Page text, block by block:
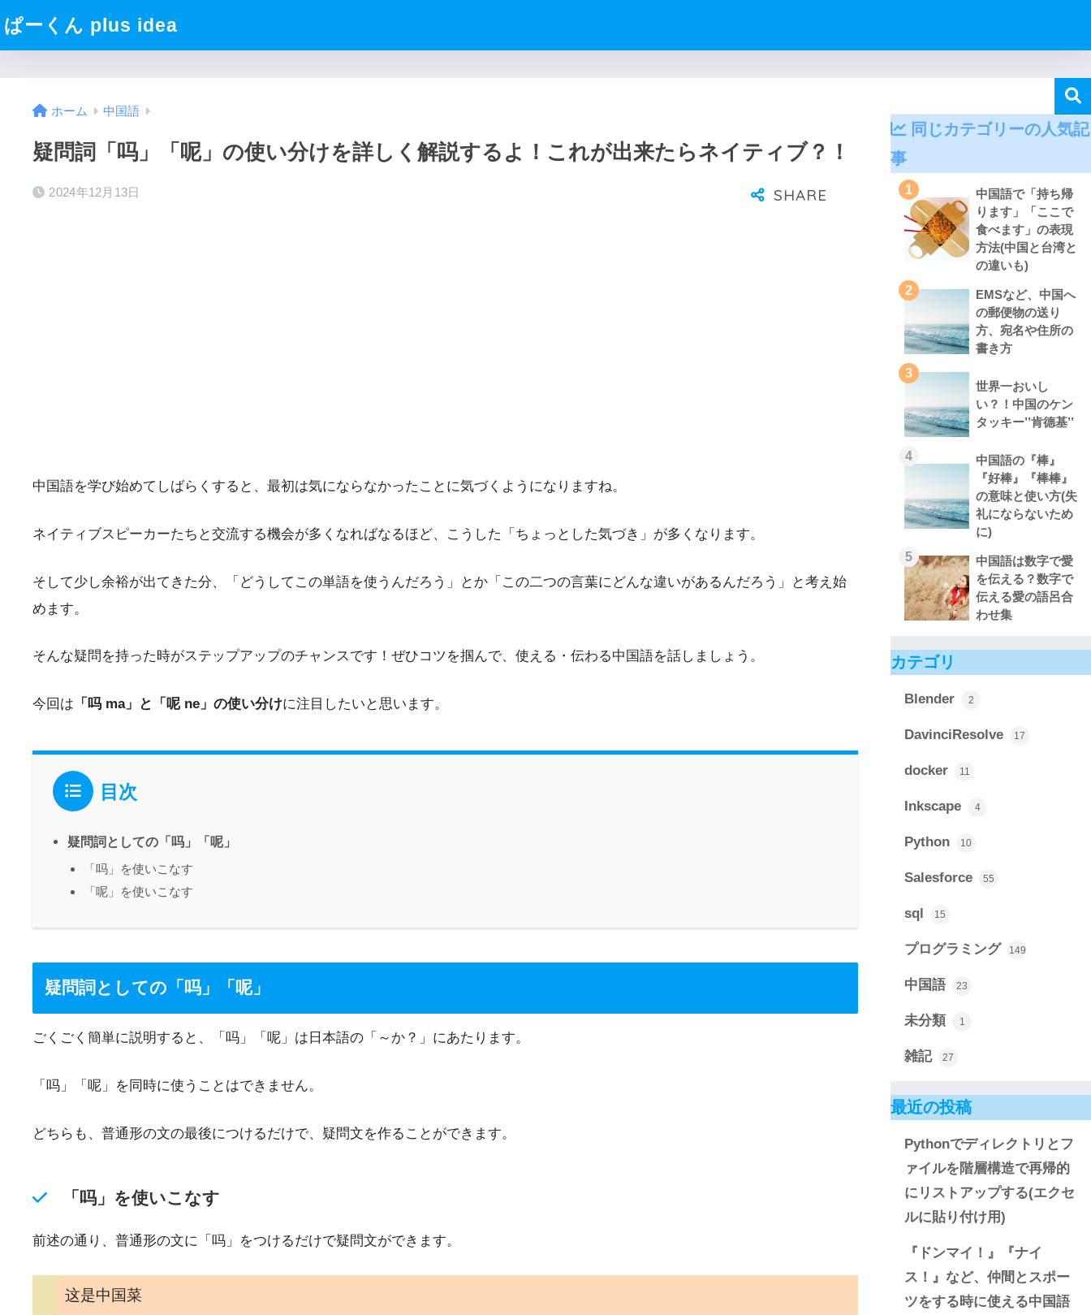
ぱーくん plus idea
ホーム 中国語
疑問詞「吗」「呢」の使い分けを詳しく解説するよ！これが出来たらネイティブ？！
2024年12月13日
中国語を学び始めてしばらくすると、最初は気にならなかったことに気づくようになりますね。
ネイティブスピーカーたちと交流する機会が多くなればなるほど、こうした「ちょっとした気づき」が多くなります。
そして少し余裕が出てきた分、「どうしてこの単語を使うんだろう」とか「この二つの言葉にどんな違いがあるんだろう」と考え始
めます。
そんな疑問を持った時がステップアップのチャンスです！ぜひコツを掴んで、使える・伝わる中国語を話しましょう。
今回は 「吗 ma」と「呢 ne」の使い分けに注目したいと思います。
目次
疑問詞としての「吗」「呢」
「吗」を使いこなす
「呢」を使いこなす
疑問詞としての「吗」「呢」
ごくごく簡単に説明すると、「吗」「呢」は日本語の「～か？」にあたります。
「吗」「呢」を同時に使うことはできません。
どちらも、普通形の文の最後につけるだけで、疑問文を作ることができます。
「吗」を使いこなす
前述の通り、普通形の文に「吗」をつけるだけで疑問文ができます。
这是中国菜
同じカテゴリーの人気記
事
1
中国語で「持ち帰
ります」「ここで
食べます」の表現
方法(中国と台湾と
の違いも)
2
EMSなど、中国へ
の郵便物の送り
方、宛名や住所の
書き方
3
世界一おいし
い？！中国のケン
タッキー’’肯德基’’
4
中国語の『棒』
『好棒』『棒棒』
の意味と使い方(失
礼にならないため
に)
5
中国語は数字で愛
を伝える？数字で
伝える愛の語呂合
わせ集
カテゴリ
Blender 2
DavinciResolve 17
docker 11
Inkscape 4
Python 10
Salesforce 55
sql 15
プログラミング 149
中国語 23
未分類 1
雑記 27
最近の投稿
Pythonでディレクトリとフ
ァイルを階層構造で再帰的
にリストアップする(エクセ
ルに貼り付け用)
『ドンマイ！』『ナイ
ス！』など、仲間とスポー
ツをする時に使える中国語